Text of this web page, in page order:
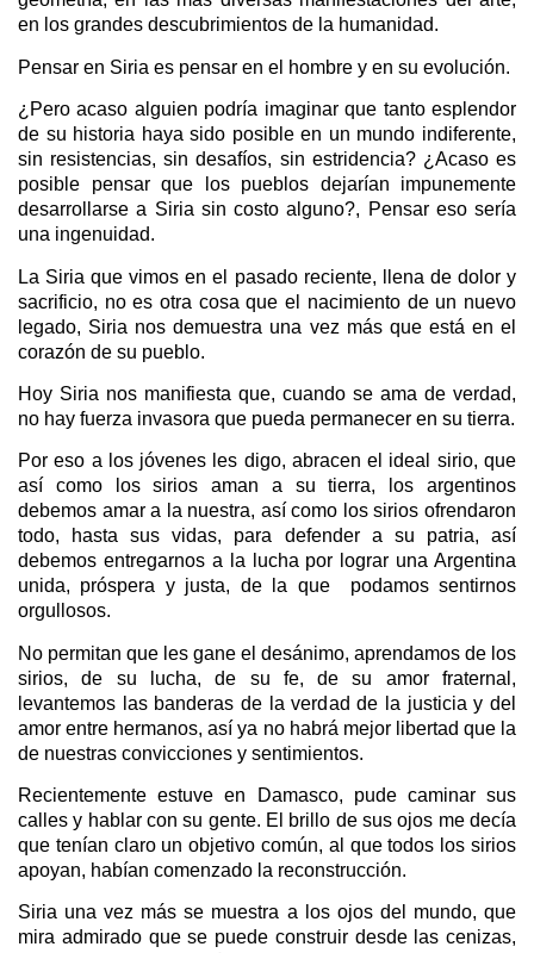
en los grandes descubrimientos de la humanidad.
Pensar en Siria es pensar en el hombre y en su evolución.
¿Pero acaso alguien podría imaginar que tanto esplendor
de su historia haya sido posible en un mundo indiferente,
sin resistencias, sin desafíos, sin estridencia? ¿Acaso es
posible pensar que los pueblos dejarían impunemente
desarrollarse a Siria sin costo alguno?, Pensar eso sería
una ingenuidad.
La Siria que vimos en el pasado reciente, llena de dolor y
sacrificio, no es otra cosa que el nacimiento de un nuevo
legado, Siria nos demuestra una vez más que está en el
corazón de su pueblo.
Hoy Siria nos manifiesta que, cuando se ama de verdad,
no hay fuerza invasora que pueda permanecer en su tierra.
Por eso a los jóvenes les digo, abracen el ideal sirio, que
así como los sirios aman a su tierra, los argentinos
debemos amar a la nuestra, así como los sirios ofrendaron
todo, hasta sus vidas, para defender a su patria, así
debemos entregarnos a la lucha por lograr una Argentina
unida, próspera y justa, de la que podamos sentirnos
orgullosos.
No permitan que les gane el desánimo, aprendamos de los
sirios, de su lucha, de su fe, de su amor fraternal,
levantemos las banderas de la verdad de la justicia y del
amor entre hermanos, así ya no habrá mejor libertad que la
de nuestras convicciones y sentimientos.
Recientemente estuve en Damasco, pude caminar sus
calles y hablar con su gente. El brillo de sus ojos me decía
que tenían claro un objetivo común, al que todos los sirios
apoyan, habían comenzado la reconstrucción.
Siria una vez más se muestra a los ojos del mundo, que
mira admirado que se puede construir desde las cenizas,